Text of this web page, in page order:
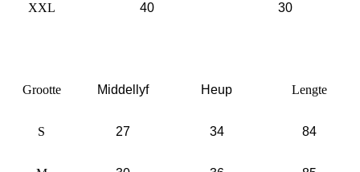
XXL 40 30
Grootte Middellyf Heup Lengte
S 27 34 84